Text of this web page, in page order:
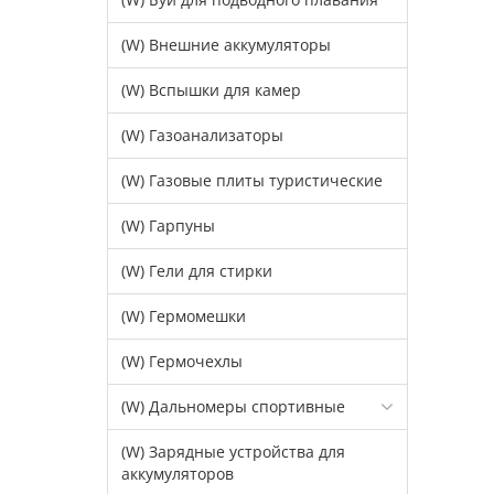
(W) Внешние аккумуляторы
(W) Вспышки для камер
(W) Газоанализаторы
(W) Газовые плиты туристические
(W) Гарпуны
(W) Гели для стирки
(W) Гермомешки
(W) Гермочехлы
(W) Дальномеры спортивные
(W) Зарядные устройства для
аккумуляторов